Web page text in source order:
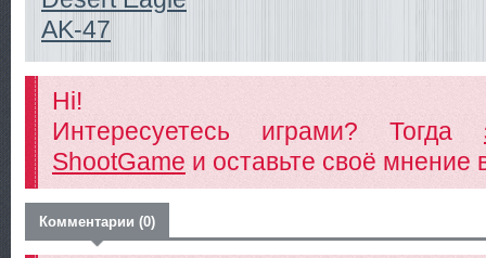
AK-47
Hi!
Интересуетесь играми? Тогда
ShootGame и оставьте своё мнение
Комментарии (0)